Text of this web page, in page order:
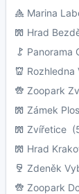
Marina
Hrad
Panorama
Rozhledna
Zoopark
Zámek
Zvířetice
Hrad
Zdeněk
Zoopark